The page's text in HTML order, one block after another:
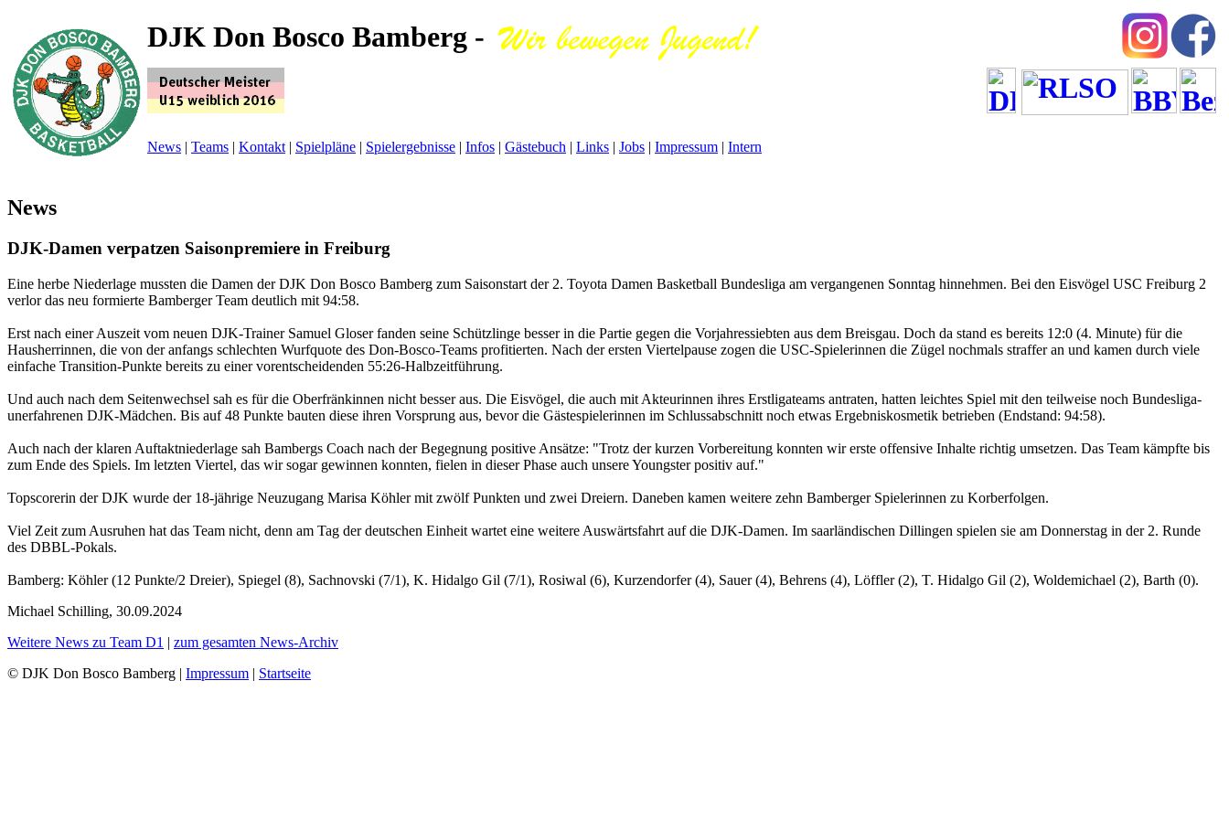
DJK Don Bosco Bamberg -
News | Teams | Kontakt | Spielpläne | Spielergebnisse | Infos | Gästebuch | Links | Jobs | Impressum | Intern
News
DJK-Damen verpatzen Saisonpremiere in Freiburg
Eine herbe Niederlage mussten die Damen der DJK Don Bosco Bamberg zum Saisonstart der 2. Toyota Damen Basketball Bundesliga am vergangenen Sonntag hinnehmen. Bei den Eisvögel USC Freiburg 2
verlor das neu formierte Bamberger Team deutlich mit 94:58.
Erst nach einer Auszeit vom neuen DJK-Trainer Samuel Gloser fanden seine Schützlinge besser in die Partie gegen die Vorjahressiebten aus dem Breisgau. Doch da stand es bereits 12:0 (4. Minute) für die
Hausherrinnen, die von der anfangs schlechten Wurfquote des Don-Bosco-Teams profitierten. Nach der ersten Viertelpause zogen die USC-Spielerinnen die Zügel nochmals straffer an und kamen durch viele
einfache Transition-Punkte bereits zu einer vorentscheidenden 55:26-Halbzeitführung.
Und auch nach dem Seitenwechsel sah es für die Oberfränkinnen nicht besser aus. Die Eisvögel, die auch mit Akteurinnen ihres Erstligateams antraten, hatten leichtes Spiel mit den teilweise noch Bundesliga-
unerfahrenen DJK-Mädchen. Bis auf 48 Punkte bauten diese ihren Vorsprung aus, bevor die Gästespielerinnen im Schlussabschnitt noch etwas Ergebniskosmetik betrieben (Endstand: 94:58).
Auch nach der klaren Auftaktniederlage sah Bambergs Coach nach der Begegnung positive Ansätze: "Trotz der kurzen Vorbereitung konnten wir erste offensive Inhalte richtig umsetzen. Das Team kämpfte bis
zum Ende des Spiels. Im letzten Viertel, das wir sogar gewinnen konnten, fielen in dieser Phase auch unsere Youngster positiv auf."
Topscorerin der DJK wurde der 18-jährige Neuzugang Marisa Köhler mit zwölf Punkten und zwei Dreiern. Daneben kamen weitere zehn Bamberger Spielerinnen zu Korberfolgen.
Viel Zeit zum Ausruhen hat das Team nicht, denn am Tag der deutschen Einheit wartet eine weitere Auswärtsfahrt auf die DJK-Damen. Im saarländischen Dillingen spielen sie am Donnerstag in der 2. Runde
des DBBL-Pokals.
Bamberg: Köhler (12 Punkte/2 Dreier), Spiegel (8), Sachnovski (7/1), K. Hidalgo Gil (7/1), Rosiwal (6), Kurzendorfer (4), Sauer (4), Behrens (4), Löffler (2), T. Hidalgo Gil (2), Woldemichael (2), Barth (0).
Michael Schilling, 30.09.2024
Weitere News zu Team D1 | zum gesamten News-Archiv
© DJK Don Bosco Bamberg | Impressum | Startseite